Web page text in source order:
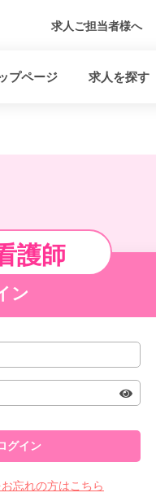
求人ご担当者様へ
プページ 求人を探す
護師
ン
忘れの方はこちら